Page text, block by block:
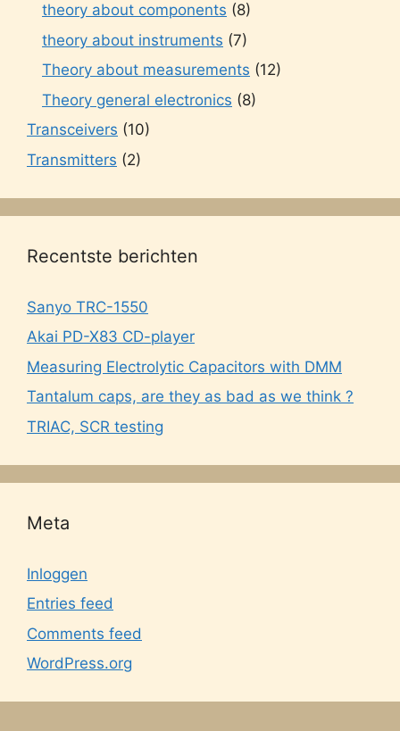
theory about components (8)
theory about instruments (7)
Theory about measurements (12)
Theory general electronics (8)
Transceivers (10)
Transmitters (2)
Recentste berichten
Sanyo TRC-1550
Akai PD-X83 CD-player
Measuring Electrolytic Capacitors with DMM
Tantalum caps, are they as bad as we think ?
TRIAC, SCR testing
Meta
Inloggen
Entries feed
Comments feed
WordPress.org